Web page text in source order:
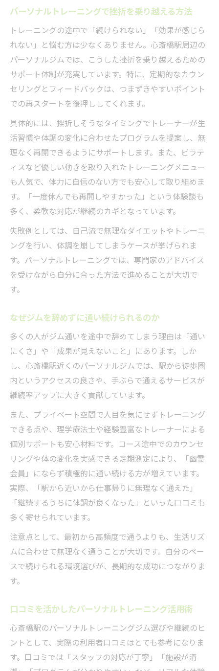
パーソナルトレーニングで挫折を乗り越える方法
トレーニングの途中で「続けられない」「効果が感じら
れない」と悩む方は少なくありません。心斎橋駅周辺の
パーソナルジムでは、こうした挫折を乗り越えるための
サポート体制が充実しています。特に、定期的なカウン
セリングとフィードバックは、つまずきやすいポイント
での再スタートを後押ししてくれます。
具体的には、挫折しそうなタイミングでトレーナーが生
活習慣や体調の変化に合わせたプログラムを提案し、無
理なく再開できるようにサポートします。また、ピラテ
ィスなど優しい動きを取り入れたトレーニングメニュー
も人気で、体力に自信のない方でも安心して取り組めま
す。「一度休んでも再開しやすかった」という体験談も
多く、柔軟な対応が継続のカギとなっています。
失敗例としては、自己流で無理なダイエットやトレーニ
ングを行い、体調を崩してしまうケースが挙げられま
す。パーソナルトレーニングでは、専門家のアドバイス
を受けながら自分に合った方法で進めることが大切で
す。
なぜジムを辞めずに通い続けられるのか
多くの人がジム通いを途中で辞めてしまう理由は「通い
にくさ」や「成果が見えないこと」にあります。しか
し、心斎橋駅近くのパーソナルジムでは、駅から徒歩圏
内というアクセスの良さや、手ぶらで通えるサービスが
継続率アップに大きく貢献しています。
また、プライベート空間で人目を気にせずトレーニング
できる点や、理学療法士や経験豊富なトレーナーによる
個別サポートも安心材料です。コース途中でのカウンセ
リングや体の変化を実感できる定期測定により、「幽霊
会員」にならず積極的に通い続ける方が増えています。
実際、「駅から近いから仕事帰りに無理なく通えた」
「継続するうちに体調が良くなった」といった口コミも
多く寄せられています。
注意点として、最初から高頻度で通うよりも、生活リズ
ムに合わせて無理なく通うことが大切です。自分のペー
スで続けられる環境選びが、長期的な成功につながりま
す。
口コミを活かしたパーソナルトレーニング活用術
心斎橋駅のパーソナルトレーニングジム選びや継続のヒ
ントとして、実際の利用者口コミはとても参考になりま
す。口コミでは「スタッフの対応が丁寧」「施設が清